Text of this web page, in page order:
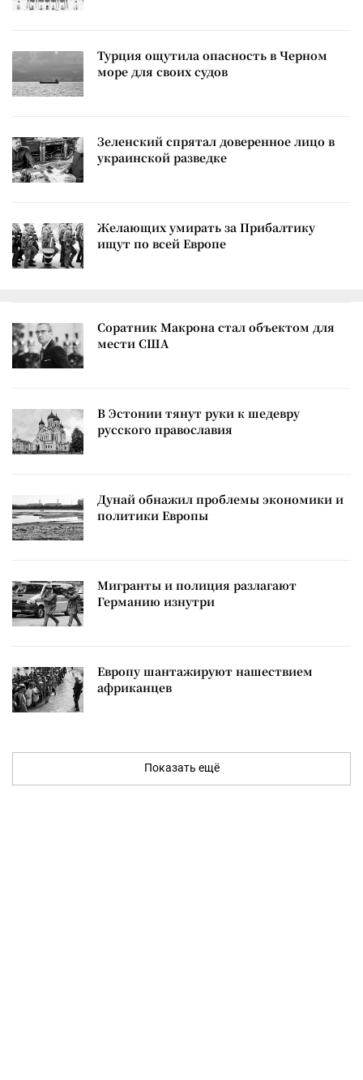
Турция ощутила опасность в Черном
море для своих судов
Зеленский спрятал доверенное лицо в
украинской разведке
Желающих умирать за Прибалтику
ищут по всей Европе
Соратник Макрона стал объектом для
мести США
В Эстонии тянут руки к шедевру
русского православия
Дунай обнажил проблемы экономики и
политики Европы
Мигранты и полиция разлагают
Германию изнутри
Европу шантажируют нашествием
африканцев
Показать ещё